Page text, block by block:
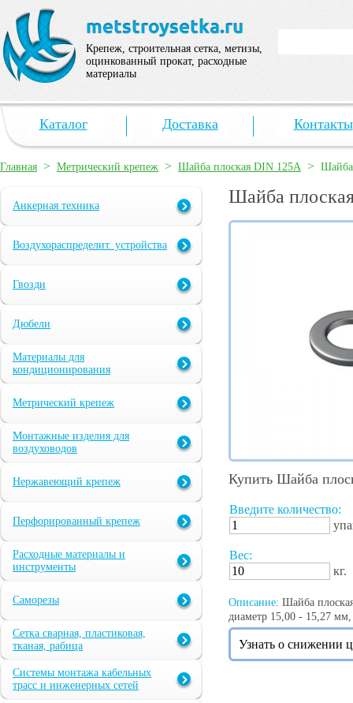
Крепеж, строительная сетка, метизы,
оцинкованный прокат, расходные
материалы
Каталог Доставка Контакты
Главная > Метрический крепеж > Шайба плоская DIN 125A >
Анкерная техника
Воздухораспределит. устройства
Гвозди
Дюбели
Материалы для
кондиционирования
Метрический крепеж
Монтажные изделия для
воздуховодов
Нержавеющий крепеж
Перфорированный крепеж
Расходные материалы и
инструменты
Саморезы
Сетка сварная, пластиковая,
тканая, рабица
Системы монтажа кабельных
трасс и инженерных сетей
Шайба
Купить Шайба
Введите количество:
Вес:
кг.
Описание: Шайба
диаметр 15,00 - 15,27
Узнать о снижении